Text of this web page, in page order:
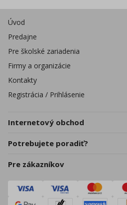
Úvod
Predajne
Pre školské zariadenia
Firmy a organizácie
Kontakty
Registrácia / Prihlásenie
Internetový obchod
Potrebujete poradiť?
Pre zákazníkov